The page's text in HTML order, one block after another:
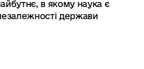
в якому наука є
держави